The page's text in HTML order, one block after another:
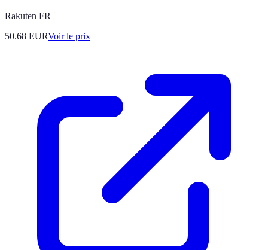
Rakuten FR
50.68 EURVoir le prix